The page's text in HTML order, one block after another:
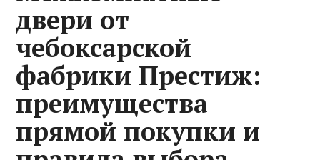
двери от
чебоксарской
фабрики Престиж:
преимущества
прямой покупки и